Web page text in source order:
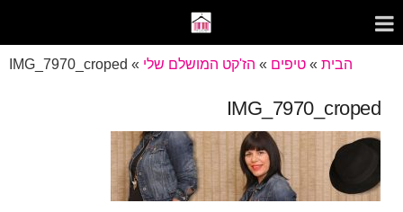
הבית » טיפים » הז'קט המושלם שלי »
IMG_7970_croped
IMG_7970_croped